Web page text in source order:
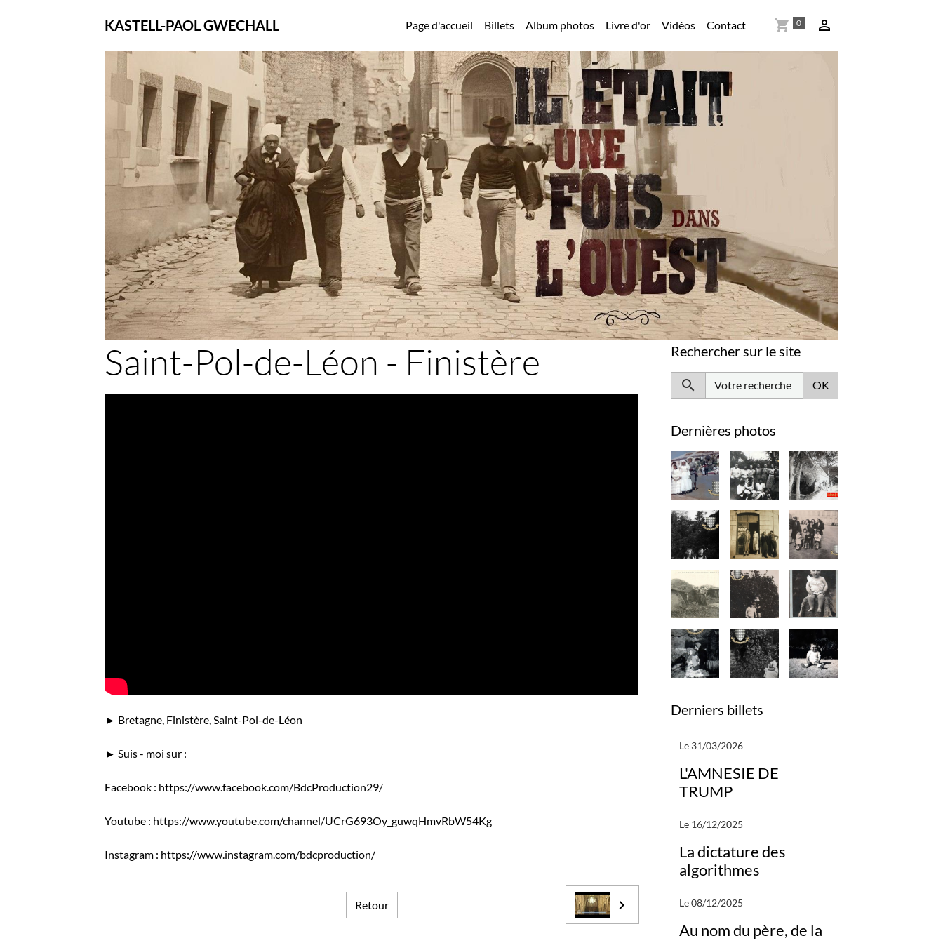
KASTELL-PAOL GWECHALL Page d'accueil Billets Album photos Livre d'or Vidéos Contact 0
Saint-Pol-de-Léon - Finistère
► Bretagne, Finistère, Saint-Pol-de-Léon
► Suis - moi sur :
Facebook : https://www.facebook.com/BdcProduction29/
Youtube : https://www.youtube.com/channel/UCrG693Oy_guwqHmvRbW54Kg
Instagram : https://www.instagram.com/bdcproduction/
Retour
Rechercher sur le site
OK
Dernières photos
Derniers billets
Le 31/03/2026
L'AMNESIE DE
TRUMP
Le 16/12/2025
La dictature des
algorithmes
Le 08/12/2025
Au nom du père, de la